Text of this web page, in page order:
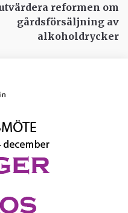
reformen om
gårdsförsäljning av
alkoholdrycker